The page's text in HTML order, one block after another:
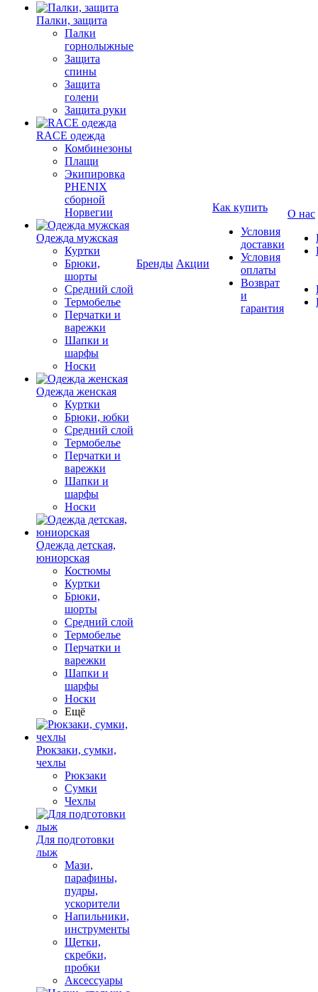
Палки, защита
Палки
горнолыжные
Защита
спины
Защита
голени
Защита руки
RACE одежда
Комбинезоны
Плащи
Экипировка
PHENIX
сборной
Норвегии
Одежда мужская
Куртки
Брюки,
шорты
Средний слой
Термобелье
Перчатки и
варежки
Шапки и
шарфы
Носки
Одежда женская
Куртки
Брюки, юбки
Средний слой
Термобелье
Перчатки и
варежки
Шапки и
шарфы
Носки
Одежда детская,
юниорская
Костюмы
Куртки
Брюки,
шорты
Средний слой
Термобелье
Перчатки и
варежки
Шапки и
шарфы
Носки
Ещё
Рюкзаки, сумки,
чехлы
Рюкзаки
Сумки
Чехлы
Для подготовки
лыж
Мази,
парафины,
пудры,
ускорители
Напильники,
инструменты
Щетки,
скребки,
пробки
Аксессуары
Бренды Акции
Как купить
Условия
доставки
Условия
оплаты
Возврат
и
гарантия
О нас